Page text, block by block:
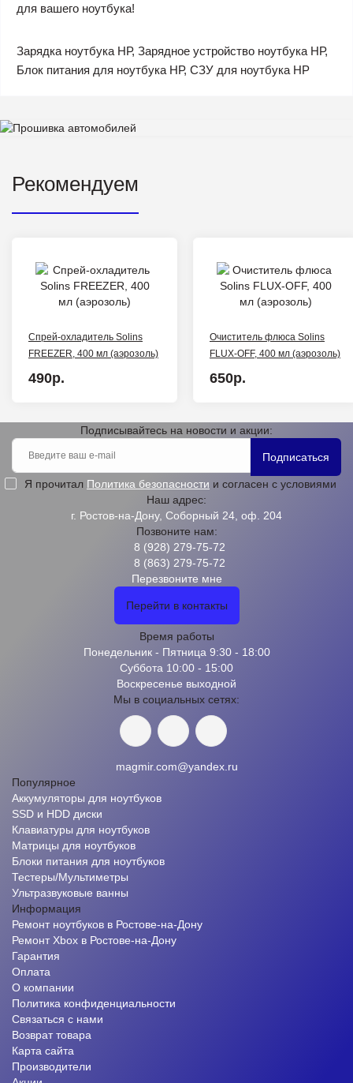
для вашего ноутбука!
Зарядка ноутбука НР, Зарядное устройство ноутбука НР,
Блок питания для ноутбука НР, СЗУ для ноутбука HP
Рекомендуем
Спрей-охладитель Solins
FREEZER, 400 мл (аэрозоль)
490р.
Очиститель флюса Solins
FLUX-OFF, 400 мл (аэрозоль)
650р.
Подписывайтесь на новости и акции:
Подписаться
Я прочитал Политика безопасности и согласен с условиями
Наш адрес:
г. Ростов-на-Дону, Соборный 24, оф. 204
Позвоните нам:
8 (928) 279-75-72
8 (863) 279-75-72
Перезвоните мне
Перейти в контакты
Время работы
Понедельник - Пятница 9:30 - 18:00
Суббота 10:00 - 15:00
Воскресенье выходной
Мы в социальных сетях:
magmir.com@yandex.ru
Популярное
Аккумуляторы для ноутбуков
SSD и HDD диски
Клавиатуры для ноутбуков
Матрицы для ноутбуков
Блоки питания для ноутбуков
Тестеры/Мультиметры
Ультразвуковые ванны
Информация
Ремонт ноутбуков в Ростове-на-Дону
Ремонт Xbox в Ростове-на-Дону
Гарантия
Оплата
О компании
Политика конфиденциальности
Связаться с нами
Возврат товара
Карта сайта
Производители